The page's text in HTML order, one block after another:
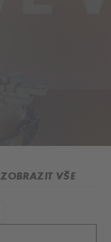
ZOBRAZIT VŠE